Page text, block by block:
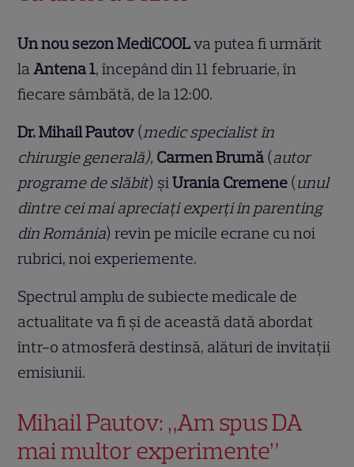
Un nou sezon MediCOOLva putea fi urmărit
laAntena 1, începând din 11 februarie, în
fiecare sâmbătă, de la 12:00.
Dr. Mihail Pautov (medic specialist în
chirurgie generală), Carmen Brumă (autor
programe de slăbit) şiUrania Cremene (unul
dintre cei mai apreciaţi experţi în parenting
din România) revin pe micile ecrane cu noi
rubrici, noi experiemente.
Spectrul amplu de subiecte medicale de
actualitate va fi şi de această dată abordat
într-o atmosferă destinsă, alături de invitaţii
emisiunii.
Mihail Pautov: „Am spus DA
mai multor experimente”